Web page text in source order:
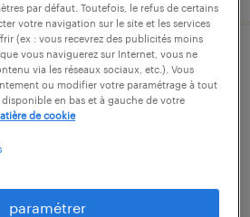
(f/h)
par défaut. Toutefois, le refus de certains
votre navigation sur le site et les services
(ex : vous recevrez des publicités moins
vous naviguerez sur Internet, vous ne
via les réseaux sociaux, etc.). Vous
ou modifier votre paramétrage à tout
en bas et à gauche de votre
de cookie
paramétrer